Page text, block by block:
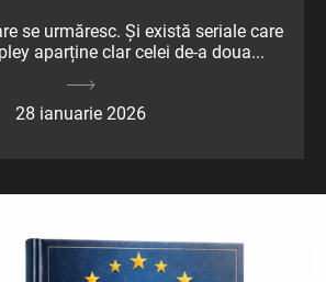
se urmăresc. Și există seriale care
aparține clar celei de-a doua...
28 ianuarie 2026